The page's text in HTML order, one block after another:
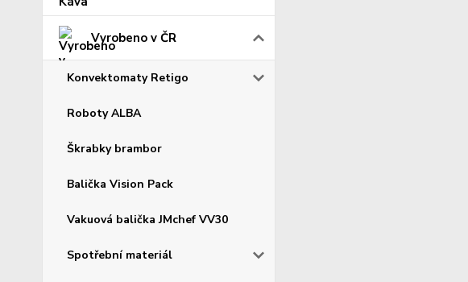
Vyrobeno v ČR
Konvektomaty Retigo
Roboty ALBA
Škrabky brambor
Balička Vision Pack
Vakuová balička JMchef VV30
Spotřební materiál